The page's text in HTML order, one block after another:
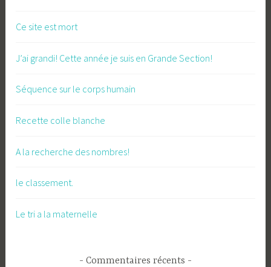
Ce site est mort
J’ai grandi! Cette année je suis en Grande Section!
Séquence sur le corps humain
Recette colle blanche
A la recherche des nombres!
le classement.
Le tri a la maternelle
Commentaires récents